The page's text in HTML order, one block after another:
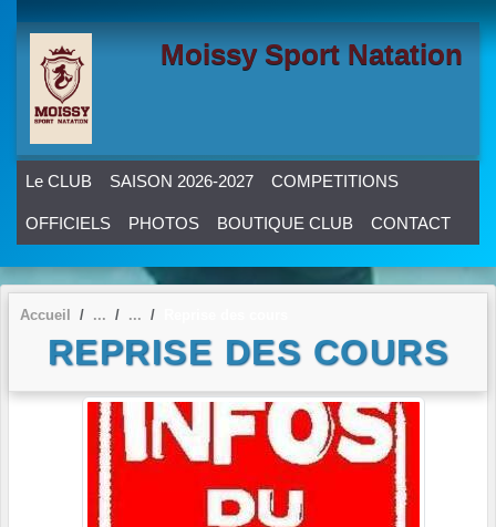
Moissy Sport Natation
Le CLUB SAISON 2026-2027 COMPETITIONS
OFFICIELS PHOTOS BOUTIQUE CLUB CONTACT
Accueil
REPRISE DES COURS